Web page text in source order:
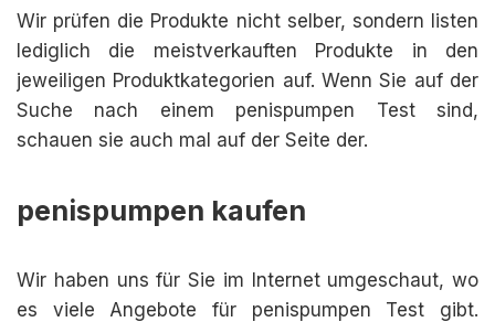
Wir prüfen die Produkte nicht selber, sondern listen
lediglich die meistverkauften Produkte in den
jeweiligen Produktkategorien auf. Wenn Sie auf der
Suche nach einem penispumpen Test sind,
schauen sie auch mal auf der Seite der.
penispumpen kaufen
Wir haben uns für Sie im Internet umgeschaut, wo
es viele Angebote für penispumpen Test gibt.